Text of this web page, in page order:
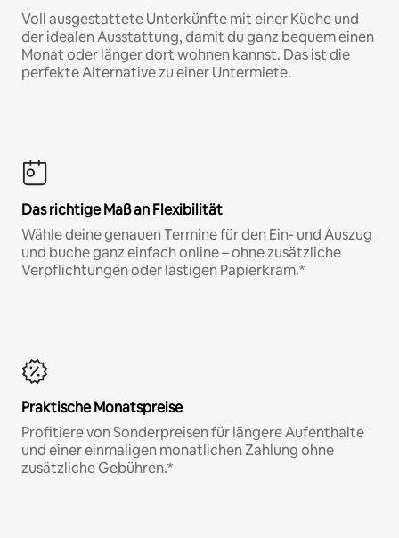
Voll ausgestattete Unterkünfte mit einer Küche und
der idealen Ausstattung, damit du ganz bequem einen
Monat oder länger dort wohnen kannst. Das ist die
perfekte Alternative zu einer Untermiete.
Das richtige Maß an Flexibilität
Wähle deine genauen Termine für den Ein- und Auszug
und buche ganz einfach online – ohne zusätzliche
Verpflichtungen oder lästigen Papierkram.*
Praktische Monatspreise
Profitiere von Sonderpreisen für längere Aufenthalte
und einer einmaligen monatlichen Zahlung ohne
zusätzliche Gebühren.*